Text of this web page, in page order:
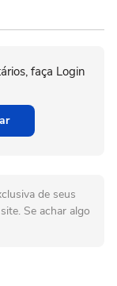
faça Login
de seus
Se achar algo